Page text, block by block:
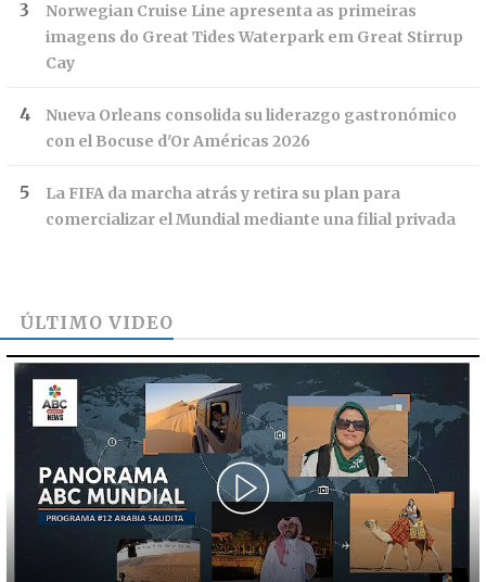
Norwegian Cruise Line apresenta as primeiras
imagens do Great Tides Waterpark em Great Stirrup
Cay
Nueva Orleans consolida su liderazgo gastronómico
con el Bocuse d'Or Américas 2026
La FIFA da marcha atrás y retira su plan para
comercializar el Mundial mediante una filial privada
ÚLTIMO VIDEO